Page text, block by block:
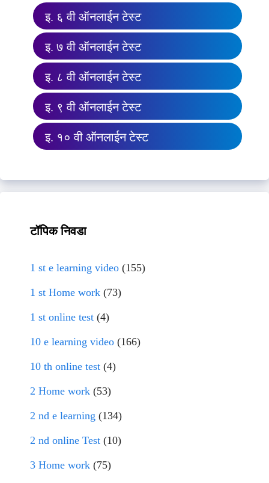
इ. ६ वी ऑनलाईन टेस्ट
इ. ७ वी ऑनलाईन टेस्ट
इ. ८ वी ऑनलाईन टेस्ट
इ. ९ वी ऑनलाईन टेस्ट
इ. १० वी ऑनलाईन टेस्ट
टॉपिक निवडा
1 st e learning video (155)
1 st Home work (73)
1 st online test (4)
10 e learning video (166)
10 th online test (4)
2 Home work (53)
2 nd e learning (134)
2 nd online Test (10)
3 Home work (75)